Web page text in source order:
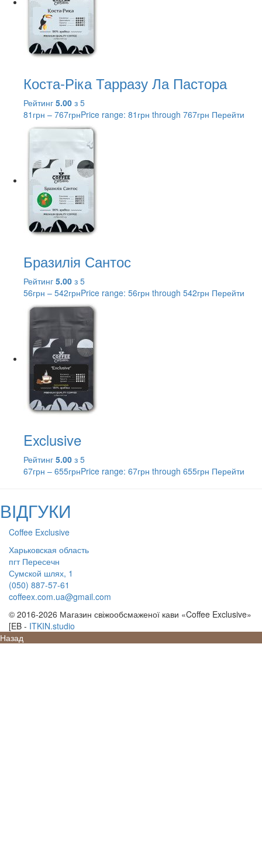
Коста-Ріка Тарразу Ла Пастора
Рейтинг 5.00 з 5
81 грн – 767грнPrice range: 81грн through 767грн Перейти
Бразилія Сантос
Рейтинг 5.00 з 5
56грн – 542грнPrice range: 56грн through 542грн Перейти
Exclusive
Рейтинг 5.00 з 5
67грн – 655грнPrice range: 67грн through 655грн Перейти
ВІДГУКИ
Coffee Exclusive
Харьковская область
пгт Пересечн
Сумской шлях, 1
(050) 887-57-61
coffeex.com.ua@gmail.com
© 2016-2026 Магазин свіжообсмаженої кави «Coffee Exclusive»
SE_ -ITKIN.studio
Назад